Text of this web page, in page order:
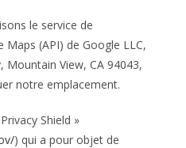
le service de
(API) de Google LLC,
Mountain View, CA 94043,
notre emplacement.
Shield »
) qui a pour objet de